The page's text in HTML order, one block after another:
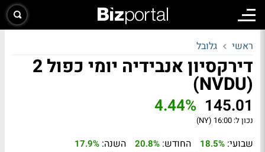
ראשי גלובל
דירקסיון אנבידיה יומי כפול 2
(NVDU)
145.01
4.44%
נכון ל: 16:00 (NY)
שבועי: 18.5% החודש: 20.8% השנה: 17.9%